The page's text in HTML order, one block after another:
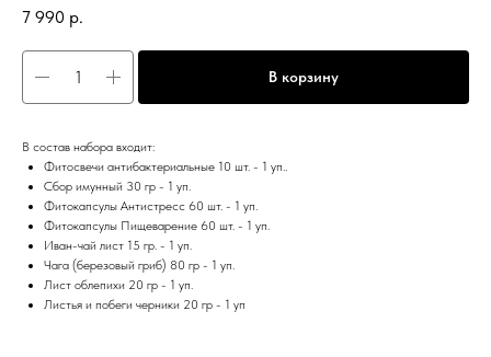
7 990 р.
В корзину
В состав набора входит:
Фитосвечи антибактериальные 10 шт. - 1 уп..
Сбор имунный 30 гр - 1 уп.
Фитокапсулы Антистресс 60 шт. - 1 уп.
Фитокапсулы Пищеварение 60 шт. - 1 уп.
Иван-чай лист 15 гр. - 1 уп.
Чага (березовый гриб) 80 гр - 1 уп.
Лист облепихи 20 гр - 1 уп.
Листья и побеги черники 20 гр - 1 уп